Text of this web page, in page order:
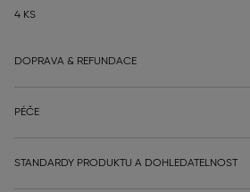
4 KS
DOPRAVA & REFUNDACE
PÉČE
STANDARDY PRODUKTU A DOHLEDATELNOST